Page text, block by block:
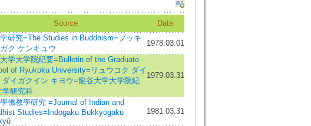
Source
Date
研究=The Studies in Buddhism=ブッキ
ク ケンキュウ
1978.03.01
学大学院紀要=Bulletin of the Graduate
of Ryukoku University=リュウコク ダイ
ダイガクイン キヨウ=龍谷大学大学院紀
学研究科
1979.03.31
佛教學研究 =Journal of Indian and
Studies=Indogaku Bukkyōgaku
1981.03.31